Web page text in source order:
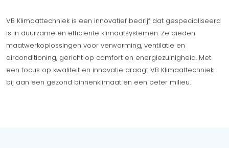
VB Klimaattechniek is een innovatief bedrijf dat gespecialiseerd
is in duurzame en efficiënte klimaatsystemen. Ze bieden
maatwerkoplossingen voor verwarming, ventilatie en
airconditioning, gericht op comfort en energiezuinigheid. Met
een focus op kwaliteit en innovatie draagt VB Klimaattechniek
bij aan een gezond binnenklimaat en een beter milieu.